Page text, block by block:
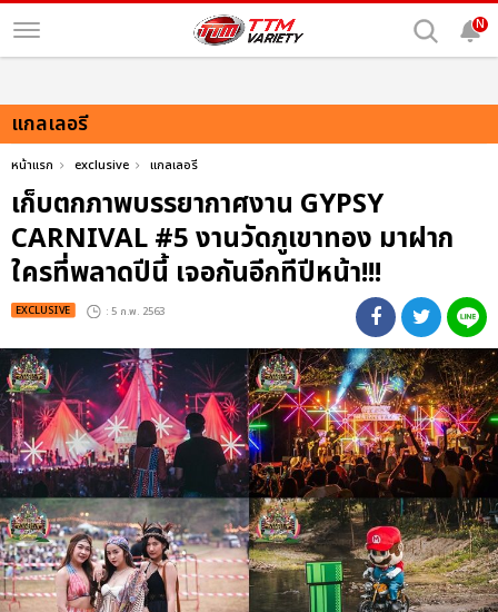
N
แกลเลอรี
หน้าแรก exclusive แกลเลอรี
เก็บตกภาพบรรยากาศงาน GYPSY
CARNIVAL #5 งานวัดภูเขาทอง มาฝาก
ใครที่พลาดปีนี้ เจอกันอีกทีปีหน้า!!!
EXCLUSIVE : 5 ก.พ. 2563